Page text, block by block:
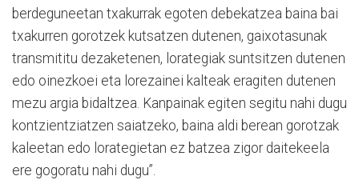
berdeguneetan txakurrak egoten debekatzea baina bai
txakurren gorotzek kutsatzen dutenen, gaixotasunak
transmititu dezaketenen, lorategiak suntsitzen dutenen
edo oinezkoei eta lorezainei kalteak eragiten dutenen
mezu argia bidaltzea. Kanpainak egiten segitu nahi dugu
kontzientziatzen saiatzeko, baina aldi berean gorotzak
kaleetan edo lorategietan ez batzea zigor daitekeela
ere gogoratu nahi dugu”.